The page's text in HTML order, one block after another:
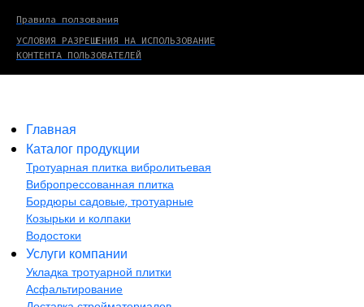
Правила ползования
УСЛОВИЯ РАЗРЕШЕНИЯ НА ИСПОЛЬЗОВАНИЕ
КОНТЕНТА ПОЛЬЗОВАТЕЛЕЙ
Главная
Каталог продукции
Тротуарная плитка вибролитьевая
Вибропрессованная плитка
Бордюры садовые, тротуарные
Козырьки и колпаки
Водостоки
Услуги компании
Укладка тротуарной плитки
Асфальтирование